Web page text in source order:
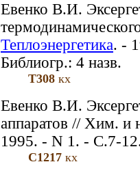
Евенко В.И.
Теплоэнергетика. -
Библиогр.: 4 назв.
Т308 кх
Евенко В.И.
аппаратов // Хим. и
1995. - N 1. - С.7-
С1217 кх